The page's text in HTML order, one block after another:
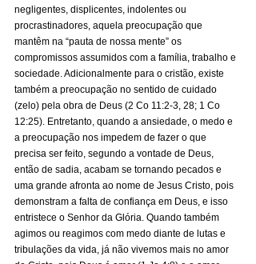
negligentes, displicentes, indolentes ou
procrastinadores, aquela preocupação que
mantêm na “pauta de nossa mente” os
compromissos assumidos com a família, trabalho e
sociedade. Adicionalmente para o cristão, existe
também a preocupação no sentido de cuidado
(zelo) pela obra de Deus (2 Co 11:2-3, 28; 1 Co
12:25). Entretanto, quando a ansiedade, o medo e
a preocupação nos impedem de fazer o que
precisa ser feito, segundo a vontade de Deus,
então de sadia, acabam se tornando pecados e
uma grande afronta ao nome de Jesus Cristo, pois
demonstram a falta de confiança em Deus, e isso
entristece o Senhor da Glória. Quando também
agimos ou reagimos com medo diante de lutas e
tribulações da vida, já não vivemos mais no amor